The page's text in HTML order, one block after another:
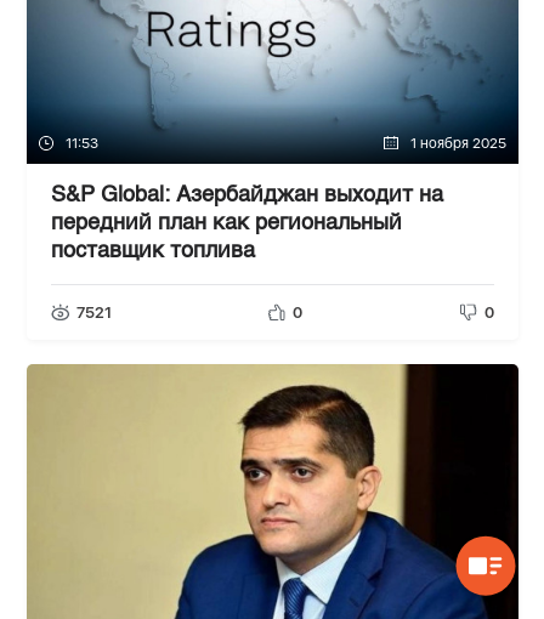
11:53 1 ноября 2025
S&P Global: Азербайджан выходит на
передний план как региональный
поставщик топлива
7521 0 0